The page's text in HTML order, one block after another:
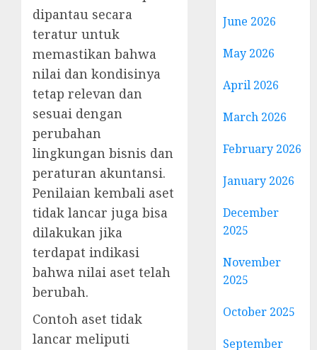
dipantau secara
teratur untuk
memastikan bahwa
nilai dan kondisinya
tetap relevan dan
sesuai dengan
perubahan
lingkungan bisnis dan
peraturan akuntansi.
Penilaian kembali aset
tidak lancar juga bisa
dilakukan jika
terdapat indikasi
bahwa nilai aset telah
berubah.
Contoh aset tidak
lancar meliputi
June 2026
May 2026
April 2026
March 2026
February 2026
January 2026
December
2025
November
2025
October 2025
September